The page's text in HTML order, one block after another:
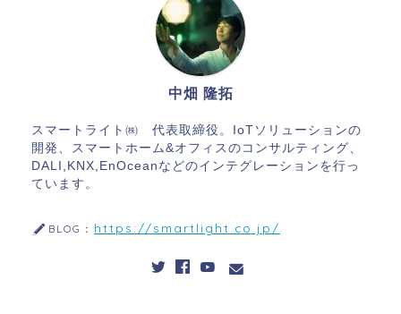
中畑 隆拓
スマートライト㈱ 代表取締役。IoTソリューションの
開発、スマートホーム&オフィスのコンサルティング、
DALI,KNX,EnOceanなどのインテグレーションを行っ
ています。
BLOG： https://smartlight.co.jp/